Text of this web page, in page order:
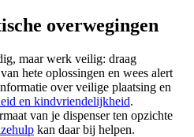
overwegingen
maar werk veilig: draag
hete oplossingen en wees alert
over veilige plaatsing en
en kindvriendelijkheid.
van je dispenser ten opzichte
kan daar bij helpen.